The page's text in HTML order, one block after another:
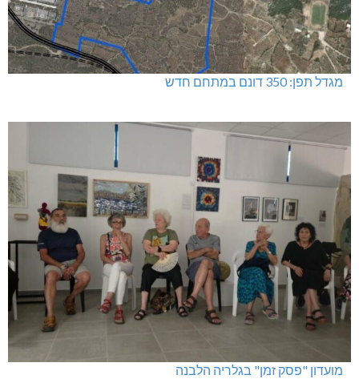
מגדל תפן: 350 דונם במתחם חדש
מועדון "פסק זמן" בגלריה הלבנה